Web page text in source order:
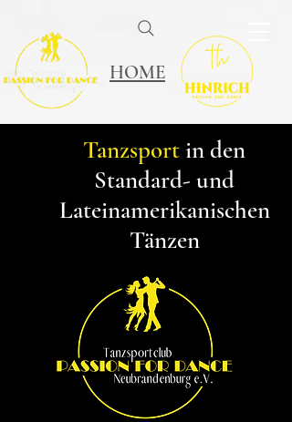
HOME
Tanzsportin den
Standard- und
Lateinamerikanischen
Tänzen